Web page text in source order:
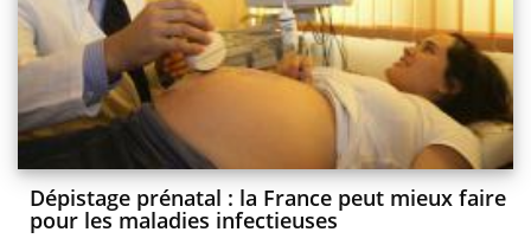
Dépistage prénatal : la France peut mieux faire
pour les maladies infectieuses